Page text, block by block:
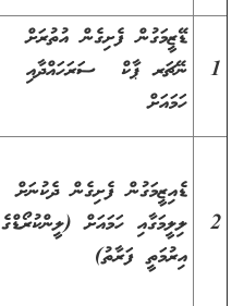
1
ޑޭޒީމަގުން ފެށިގެން އުތުރަށް
ނޭޗަރ ޕާކް ސަރަހައްދާއި
ހަމައަށް
2
ޑެއިޒީމަގުން ފެށިގެން ދެކުނަށް
ލިލީމަގާއި ހަމައަށް (ލީންކުރޯޑްގެ
އިރުމަތީ ފަރާތު)